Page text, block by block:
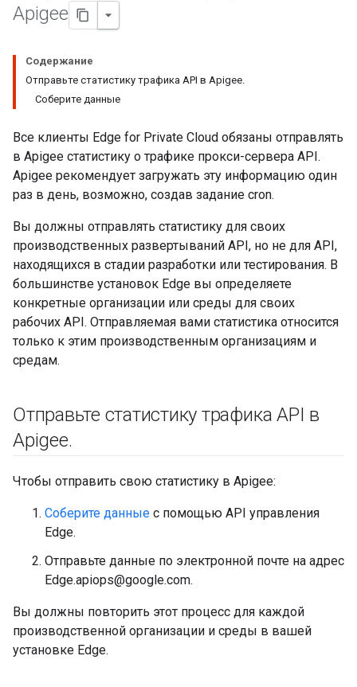
Apigee
Содержание
Отправьте статистику трафика API в Apigee.
Соберите данные
Все клиенты Edge for Private Cloud обязаны отправлять
в Apigee статистику о трафике прокси-сервера API.
Apigee рекомендует загружать эту информацию один
раз в день, возможно, создав задание cron.
Вы должны отправлять статистику для своих
производственных развертываний API, но не для API,
находящихся в стадии разработки или тестирования. В
большинстве установок Edge вы определяете
конкретные организации или среды для своих
рабочих API. Отправляемая вами статистика относится
только к этим производственным организациям и
средам.
Отправьте статистику трафика API в
Apigee.
Чтобы отправить свою статистику в Apigee:
Соберите данные с помощью API управления
Edge.
Отправьте данные по электронной почте на адрес
Edge.apiops@google.com.
Вы должны повторить этот процесс для каждой
производственной организации и среды в вашей
установке Edge.